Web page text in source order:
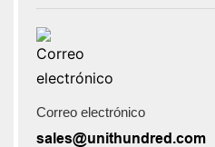
Correo electrónico
sales@unithundred.com